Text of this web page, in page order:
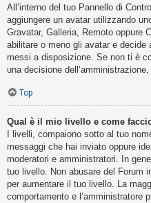
All’interno del tuo Pannello di
aggiungere un avatar utilizzando
Gravatar, Galleria, Remoto oppure
abilitare o meno gli avatar e
messi a disposizione. Se non ti è
una decisione
Top
Qual è il mio livello e come
I livelli, compaiono sotto al tuo
messaggi che hai inviato oppure
moderatori e amministratori. In
tuo livello. Non abusare del Forum
per aumentare il tuo livello. La
comportamento e l’amministratore